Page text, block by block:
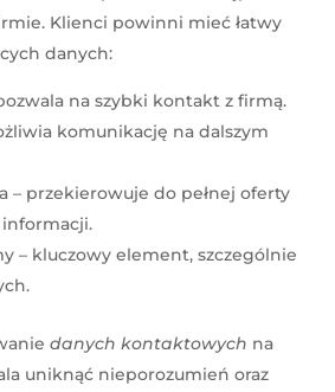
Klienci powinni mieć łatwy
danych:
na szybki kontakt z firmą.
komunikację na dalszym
– przekierowuje do pełnej oferty
– kluczowy element, szczególnie
danych kontaktowych na
uniknąć nieporozumień oraz